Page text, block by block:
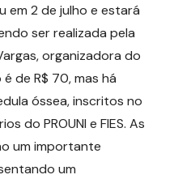
em 2 de julho e estará
ser realizada pela
organizadora do
de R$ 70, mas há
óssea, inscritos no
do PROUNI e FIES. As
um importante
um